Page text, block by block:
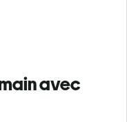
avec